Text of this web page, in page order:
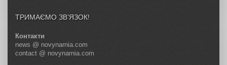
ТРИМАЄМО ЗВ’ЯЗОК!
Контакти
news @ novynarnia.com
contact @ novynarnia.com